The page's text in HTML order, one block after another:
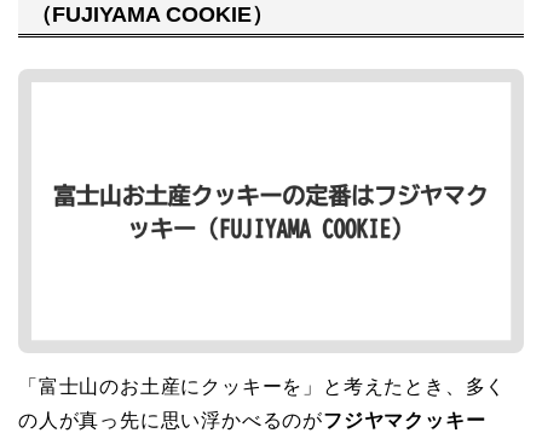
（FUJIYAMA COOKIE）
「富士山のお土産にクッキーを」と考えたとき、多く
の人が真っ先に思い浮かべるのがフジヤマクッキー